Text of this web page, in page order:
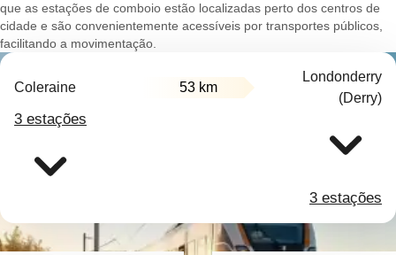
que as estações de comboio estão localizadas perto dos centros de
cidade e são convenientemente acessíveis por transportes públicos,
facilitando a movimentação.
Coleraine 53 km
Londonderry
(Derry)
3 estações
3 estações